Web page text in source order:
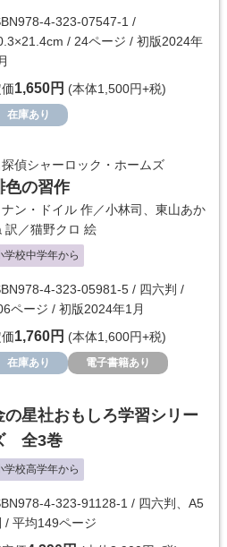
4-323-07547-1 /
/ 24ページ / 初版2024年
1,650円 (本体1,500円+税)
在庫あり
偵シャーロック・ホームズ
色の習作
ナン・ドイル 作／小林司
東山あか
訳／猫野クロ 絵
学校中学年から
4-323-05981-5 / 四六判 /
ページ / 初版2024年1月
1,760円 (本体1,600円+税)
在庫あり 電子書籍あり
の星社おもしろ学習シリー
全3巻
学校高学年から
4-323-91128-1 / 四六判、A5
/ 平均149ページ